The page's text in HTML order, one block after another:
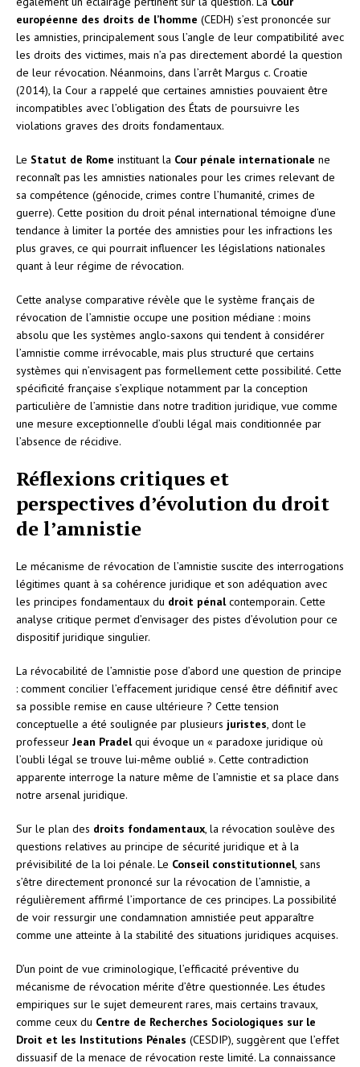
européenne des droits de l’homme (CEDH) s’est prononcée sur
les amnisties, principalement sous l’angle de leur compatibilité avec
les droits des victimes, mais n’a pas directement abordé la question
de leur révocation. Néanmoins, dans l’arrêt Margus c. Croatie
(2014), la Cour a rappelé que certaines amnisties pouvaient être
incompatibles avec l’obligation des États de poursuivre les
violations graves des droits fondamentaux.
Le Statut de Rome instituant la Cour pénale internationale ne
reconnaît pas les amnisties nationales pour les crimes relevant de
sa compétence (génocide, crimes contre l’humanité, crimes de
guerre). Cette position du droit pénal international témoigne d’une
tendance à limiter la portée des amnisties pour les infractions les
plus graves, ce qui pourrait influencer les législations nationales
quant à leur régime de révocation.
Cette analyse comparative révèle que le système français de
révocation de l’amnistie occupe une position médiane : moins
absolu que les systèmes anglo-saxons qui tendent à considérer
l’amnistie comme irrévocable, mais plus structuré que certains
systèmes qui n’envisagent pas formellement cette possibilité. Cette
spécificité française s’explique notamment par la conception
particulière de l’amnistie dans notre tradition juridique, vue comme
une mesure exceptionnelle d’oubli légal mais conditionnée par
l’absence de récidive.
Réflexions critiques et
perspectives d’évolution du droit
de l’amnistie
Le mécanisme de révocation de l’amnistie suscite des interrogations
légitimes quant à sa cohérence juridique et son adéquation avec
les principes fondamentaux du droit pénalcontemporain. Cette
analyse critique permet d’envisager des pistes d’évolution pour ce
dispositif juridique singulier.
La révocabilité de l’amnistie pose d’abord une question de principe
: comment concilier l’effacement juridique censé être définitif avec
sa possible remise en cause ultérieure ? Cette tension
conceptuelle a été soulignée par plusieurs juristes, dont le
professeur Jean Pradelqui évoque un « paradoxe juridique où
l’oubli légal se trouve lui-même oublié ». Cette contradiction
apparente interroge la nature même de l’amnistie et sa place dans
notre arsenal juridique.
Sur le plan des droits fondamentaux, la révocation soulève des
questions relatives au principe de sécurité juridique et à la
prévisibilité de la loi pénale. Le Conseil constitutionnel, sans
s’être directement prononcé sur la révocation de l’amnistie, a
régulièrement affirmé l’importance de ces principes. La possibilité
de voir ressurgir une condamnation amnistiée peut apparaître
comme une atteinte à la stabilité des situations juridiques acquises.
D’un point de vue criminologique, l’efficacité préventive du
mécanisme de révocation mérite d’être questionnée. Les études
empiriques sur le sujet demeurent rares, mais certains travaux,
comme ceux du Centre de Recherches Sociologiques sur le
Droit et les Institutions Pénales (CESDIP), suggèrent que l’effet
dissuasif de la menace de révocation reste limité. La connaissance